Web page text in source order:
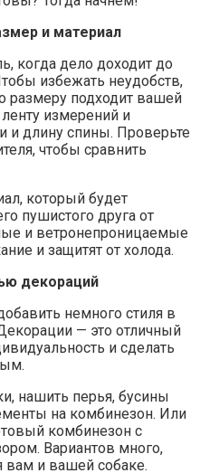
и материал
когда дело доходит до
избежать неудобств,
размеру подходит вашей
измерений и
и длину спины. Проверьте
чтобы сравнить
который будет
пушистого друга от
и ветронепроницаемые
и защитят от холода.
декораций
немного стиля в
— это отличный
и сделать
нашить перья, бусины
на комбинезон. Или
комбинезон с
Вариантов много,
вам и вашей собаке.